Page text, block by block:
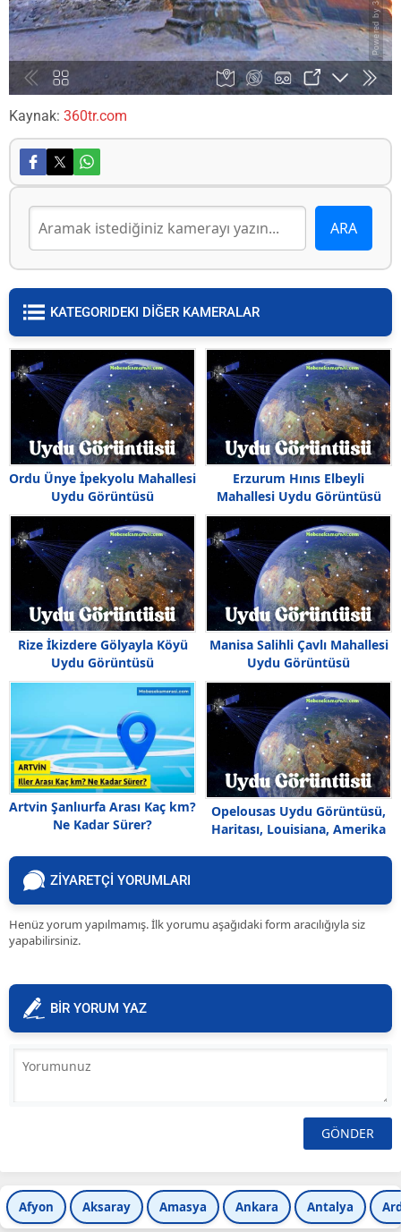
Kaynak: 360tr.com
KATEGORIDEKI DİĞER KAMERALAR
Ordu Ünye İpekyolu Mahallesi
Uydu Görüntüsü
Erzurum Hınıs Elbeyli
Mahallesi Uydu Görüntüsü
Haritası
Rize İkizdere Gölyayla Köyü
Uydu Görüntüsü
Manisa Salihli Çavlı Mahallesi
Uydu Görüntüsü
Artvin Şanlıurfa Arası Kaç km?
Ne Kadar Sürer?
Opelousas Uydu Görüntüsü,
Haritası, Louisiana, Amerika
ZİYARETÇİ YORUMLARI
Henüz yorum yapılmamış. İlk yorumu aşağıdaki form aracılığıyla siz
yapabilirsiniz.
BİR YORUM YAZ
Afyon Aksaray Amasya Ankara Antalya